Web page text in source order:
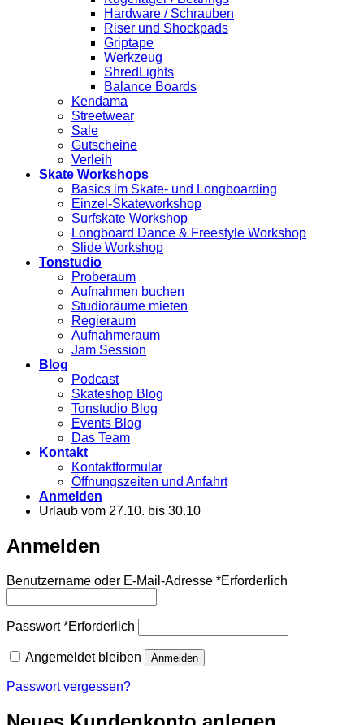
Hardware / Schrauben
Riser und Shockpads
Griptape
Werkzeug
ShredLights
Balance Boards
Kendama
Streetwear
Sale
Gutscheine
Verleih
Skate Workshops
Basics im Skate- und Longboarding
Einzel-Skateworkshop
Surfskate Workshop
Longboard Dance & Freestyle Workshop
Slide Workshop
Tonstudio
Proberaum
Aufnahmen buchen
Studioräume mieten
Regieraum
Aufnahmeraum
Jam Session
Blog
Podcast
Skateshop Blog
Tonstudio Blog
Events Blog
Das Team
Kontakt
Kontaktformular
Öffnungszeiten und Anfahrt
Anmelden
Urlaub vom 27.10. bis 30.10
Anmelden
Benutzername oder E-Mail-Adresse *Erforderlich
Passwort*Erforderlich
Angemeldet bleiben Anmelden
Passwort vergessen?